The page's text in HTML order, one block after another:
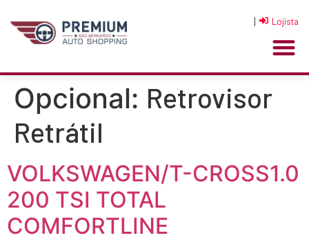
| Lojista
Opcional: Retrovisor
Retrátil
VOLKSWAGEN/T-CROSS1.0
200 TSI TOTAL
COMFORTLINE